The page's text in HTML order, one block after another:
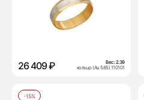
26 409 ₽ Вес:2.39
кольцо (Au 585) 110101
-15%